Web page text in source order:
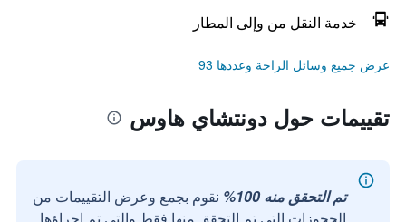
خدمة النقل من وإلى المطار
عرض جميع وسائل الراحة وعددها 93
تقييمات حول دونتشاي هاوس
تم التحقق منه 100%
نقوم بجمع وعرض التقييمات من